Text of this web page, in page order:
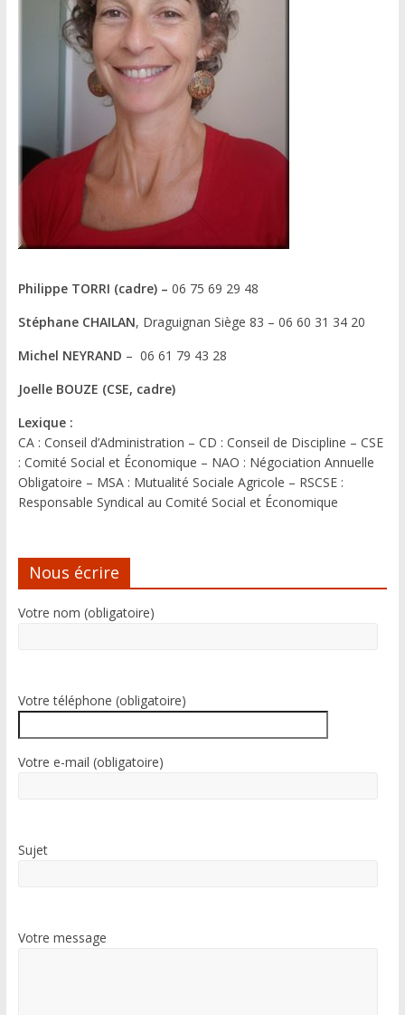
Philippe TORRI (cadre) – 06 75 69 29 48
Stéphane CHAILAN, Draguignan Siège 83 – 06 60 31 34 20
Michel NEYRAND – 06 61 79 43 28
Joelle BOUZE (CSE, cadre)
Lexique :
CA : Conseil d’Administration – CD : Conseil de Discipline – CSE
: Comité Social et Économique – NAO : Négociation Annuelle
Obligatoire – MSA : Mutualité Sociale Agricole – RSCSE :
Responsable Syndical au Comité Social et Économique
Nous écrire
Votre nom (obligatoire)
Votre téléphone (obligatoire)
Votre e-mail (obligatoire)
Sujet
Votre message